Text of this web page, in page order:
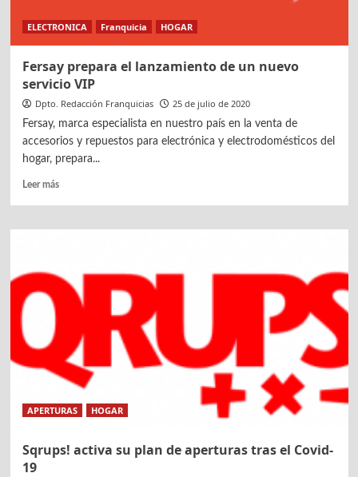
ELECTRONICA Franquicia HOGAR
Fersay prepara el lanzamiento de un nuevo
servicio VIP
Dpto. Redacción Franquicias 25 de julio de 2020
Fersay, marca especialista en nuestro país en la venta de
accesorios y repuestos para electrónica y electrodomésticos del
hogar, prepara...
Leer másLeer
Fersay
lanzamiento
servicio
VIP
APERTURAS HOGAR
Sqrups! activa su plan de aperturas tras el Covid-
19